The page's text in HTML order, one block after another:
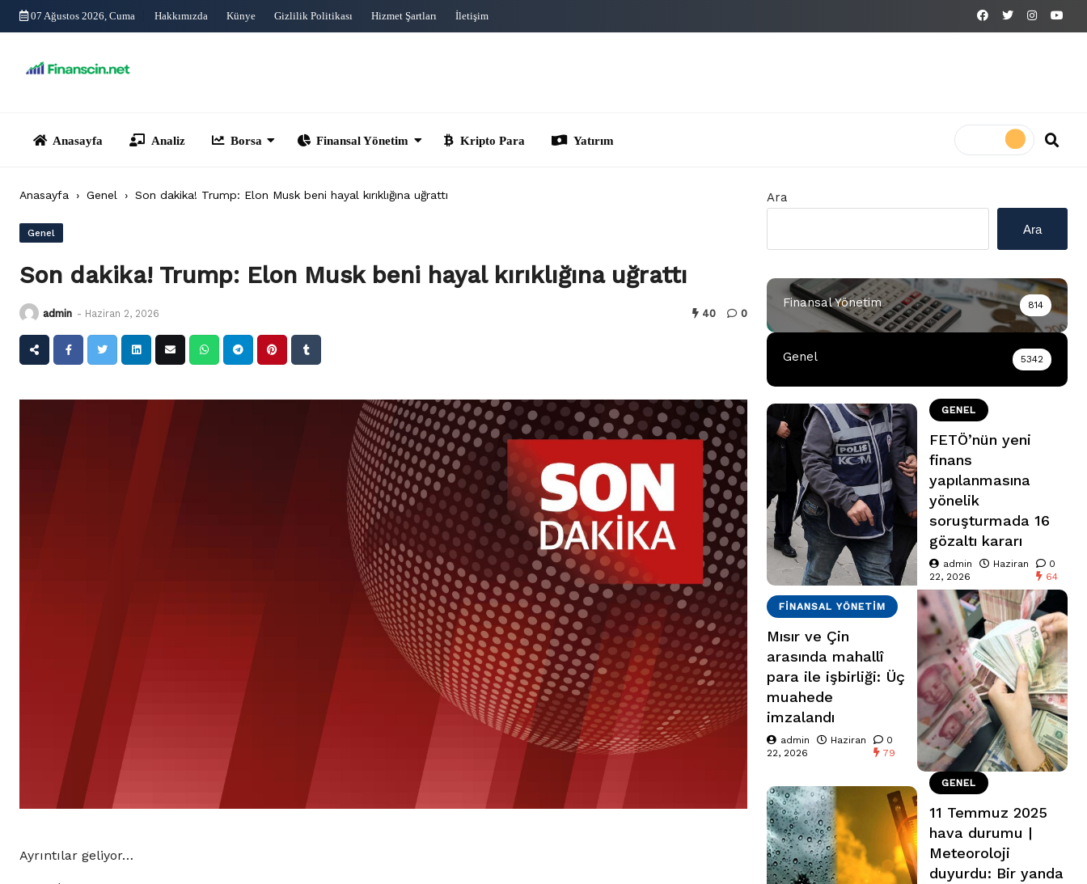
Skip
07 Ağustos 2026, Cuma Hakkımızda Künye Gizlilik Politikası Hizmet Şartları İletişim
Anasayfa › Genel › Son dakika! Trump: Elon Musk beni hayal kırıklığına uğrattı
Genel
Son dakika! Trump: Elon Musk beni hayal kırıklığına uğrattı
admin - Haziran 2, 2026 40 0
Ayrıntılar geliyor…
Ara
Ara
Finansal Yönetim 814
Genel 5342
GENEL
FETÖ’nün yeni
finans
yapılanmasına
yönelik
soruşturmada 16
gözaltı kararı
admin
Haziran
22, 2026
0
64
FINANSAL YÖNETIM
Mısır ve Çin
arasında mahallî
para ile işbirliği: Üç
muahede
imzalandı
admin
Haziran
22, 2026
0
79
GENEL
11 Temmuz 2025
hava durumu |
Meteoroloji
duyurdu: Bir yanda